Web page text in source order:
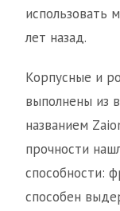
использовать
лет назад.
Корпусные и
выполнены из
названием
прочности
способности:
способен